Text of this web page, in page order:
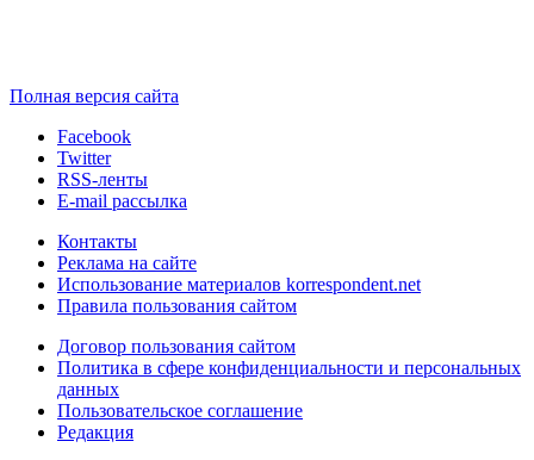
Полная версия сайта
Facebook
Twitter
RSS-ленты
E-mail рассылка
Контакты
Реклама на сайте
Использование материалов korrespondent.net
Правила пользования сайтом
Договор пользования сайтом
Политика в сфере конфиденциальности и персональных
данных
Пользовательское соглашение
Редакция